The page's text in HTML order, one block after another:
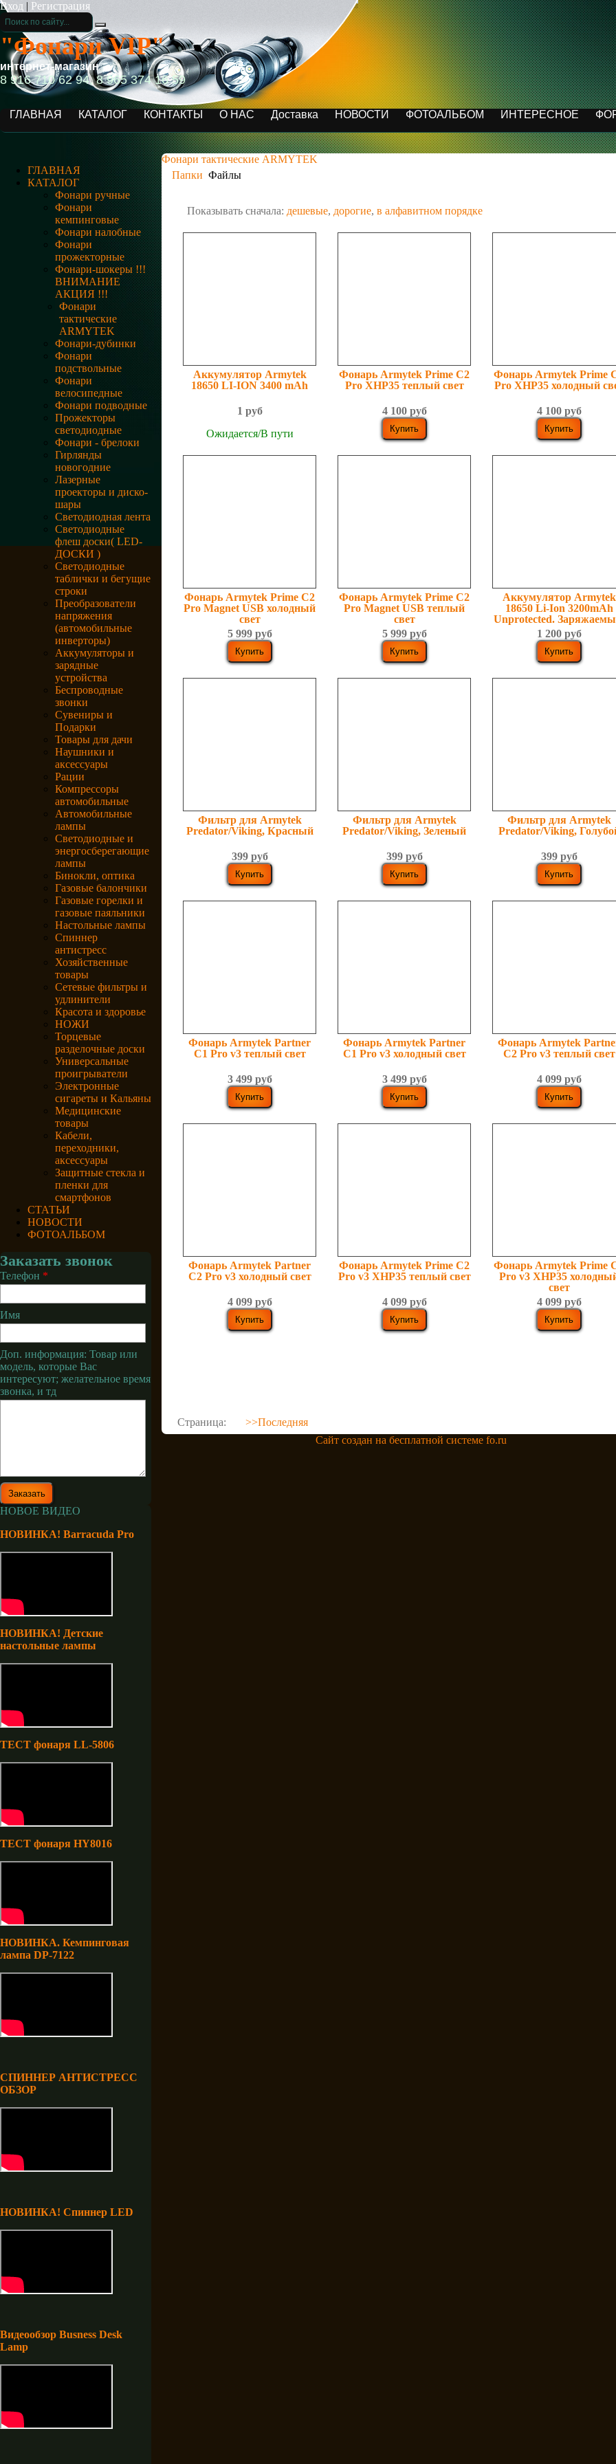
Вход | Регистрация
"Фонари VIP"
интернет-магазин
8 916 710 62 94, 8 965 374 16 59
ГЛАВНАЯ КАТАЛОГ КОНТАКТЫ О НАС Доставка НОВОСТИ ФОТОАЛЬБОМ ИНТЕРЕСНОЕ
ГЛАВНАЯ
КАТАЛОГ
Фонари ручные
Фонари
кемпинговые
Фонари налобные
Фонари
прожекторные
Фонари-шокеры !!!
ВНИМАНИЕ
АКЦИЯ !!!
Фонари
тактические
ARMYTEK
Фонари-дубинки
Фонари
подствольные
Фонари
велосипедные
Фонари подводные
Прожекторы
светодиодные
Фонари - брелоки
Гирлянды
новогодние
Лазерные
проекторы и диско-
шары
Светодиодная лента
Светодиодные
флеш доски( LED-
ДОСКИ )
Светодиодные
таблички и бегущие
строки
Преобразователи
напряжения
(автомобильные
инверторы)
Аккумуляторы и
зарядные
устройства
Беспроводные
звонки
Сувениры и
Подарки
Товары для дачи
Наушники и
аксессуары
Рации
Компрессоры
автомобильные
Автомобильные
лампы
Светодиодные и
энергосберегающие
лампы
Бинокли, оптика
Газовые балончики
Газовые горелки и
газовые паяльники
Настольные лампы
Спиннер
антистресс
Хозяйственные
товары
Сетевые фильтры и
удлинители
Красота и здоровье
НОЖИ
Торцевые
разделочные доски
Универсальные
проигрыватели
Электронные
сигареты и Кальяны
Медицинские
товары
Кабели,
переходники,
аксессуары
Защитные стекла и
пленки для
смартфонов
СТАТЬИ
НОВОСТИ
ФОТОАЛЬБОМ
Заказать звонок
Телефон *
Имя
Доп. информация: Товар или
модель, которые Вас
интересуют; желательное время
звонка, и тд
НОВОЕ ВИДЕО
НОВИНКА! Barracuda Pro
НОВИНКА! Детские
настольные лампы
ТЕСТ фонаря LL-5806
ТЕСТ фонаря HY8016
НОВИНКА. Кемпинговая
лампа DP-7122
СПИННЕР АНТИСТРЕСС
ОБЗОР
НОВИНКА! Спиннер LED
Видеообзор Busness Desk
Lamp
Фонари тактические ARMYTEK
Папки Файлы
Показывать сначала: дешевые, дорогие, в алфавитном порядке
Аккумулятор Armytek
18650 LI-ION 3400 mAh
1 руб
Ожидается/В пути
Фонарь Armytek Prime С2
Pro XHP35 теплый свет
4 100 руб
Фонарь Armytek Prime
Pro XHP35 холодный
4 100 руб
Фонарь Armytek Prime С2
Pro Magnet USB холодный
свет
5 999 руб
Фонарь Armytek Prime С2
Pro Magnet USB теплый
свет
5 999 руб
Аккумулятор Armytek
18650 Li-Ion 3200mAh
Unprotected.
незащищённый
1 200 руб
Фильтр для Armytek
Predator/Viking, Красный
399 руб
Фильтр для Armytek
Predator/Viking, Зеленый
399 руб
Фильтр для Armytek
Predator/Viking,
399 руб
Фонарь Armytek Partner
C1 Pro v3 теплый свет
3 499 руб
Фонарь Armytek Partner
C1 Pro v3 холодный свет
3 499 руб
Фонарь Armytek
C2 Pro v3 теплый свет
4 099 руб
Фонарь Armytek Partner
C2 Pro v3 холодный свет
4 099 руб
Фонарь Armytek Prime C2
Pro v3 XHP35 теплый свет
4 099 руб
Фонарь Armytek Prime
Pro v3 XHP35
свет
4 099 руб
Страница: >>Последняя
Сайт создан на бесплатной системе fo.ru